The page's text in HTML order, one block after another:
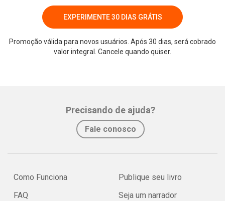
EXPERIMENTE 30 DIAS GRÁTIS
Promoção válida para novos usuários. Após 30 dias, será cobrado
valor integral. Cancele quando quiser.
Precisando de ajuda?
Fale conosco
Como Funciona
FAQ
Publique seu livro
Seja um narrador